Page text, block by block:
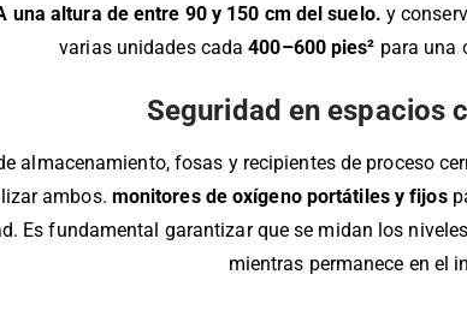
una altura de entre 90 y 150 cm del suelo. y
varias unidades cada400–600 pies² para una
Seguridad en espacios
almacenamiento, fosas y recipientes de proceso
ambos. monitores de oxígeno portátiles y fijos
Es fundamental garantizar que se midan los
mientras permanece en el